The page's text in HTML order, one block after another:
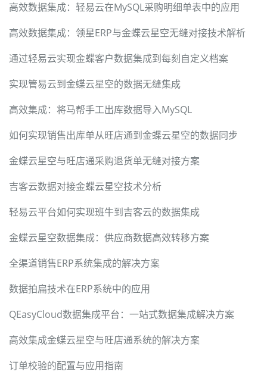
高效数据集成：轻易云在MySQL采购明细单表中的应用
高效数据集成：领星ERP与金蝶云星空无缝对接技术解析
通过轻易云实现金蝶客户数据集成到每刻自定义档案
实现管易云到金蝶云星空的数据无缝集成
高效集成：将马帮手工出库数据导入MySQL
如何实现销售出库单从旺店通到金蝶云星空的数据同步
金蝶云星空与旺店通采购退货单无缝对接方案
吉客云数据对接金蝶云星空技术分析
轻易云平台如何实现班牛到吉客云的数据集成
金蝶云星空数据集成：供应商数据高效转移方案
全渠道销售ERP系统集成的解决方案
数据拍扁技术在ERP系统中的应用
QEasyCloud数据集成平台：一站式数据集成解决方案
高效集成金蝶云星空与旺店通系统的解决方案
订单校验的配置与应用指南